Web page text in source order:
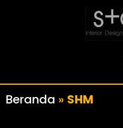
Beranda » SHM